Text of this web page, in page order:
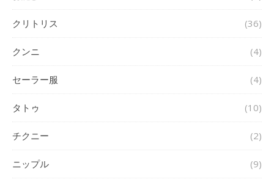
クリトリス (36)
クンニ (4)
セーラー服 (4)
タトゥ (10)
チクニー (2)
ニップル (9)